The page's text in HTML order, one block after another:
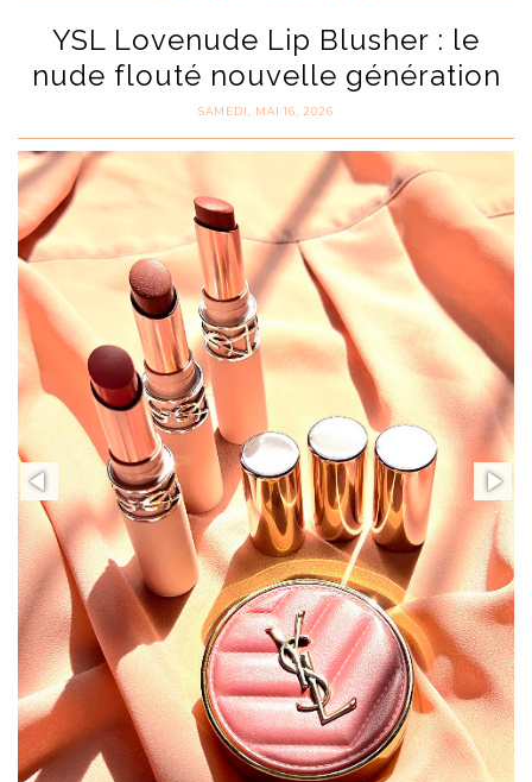
YSL Lovenude Lip Blusher : le
nude flouté nouvelle génération
SAMEDI, MAI 16, 2026